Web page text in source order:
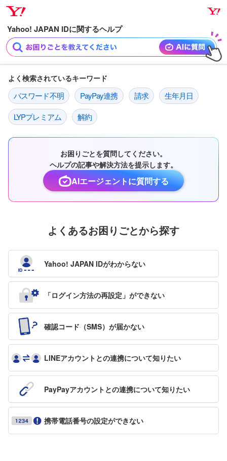
ナ
ビ
ゲ
ー
シ
ン
へ
ス
キ
プ
メ
イ
ン
コ
ン
ン
ツ
へ
ス
ッ
よく検索されているキーワード
パスワード不明 PayPay連携 請求
生年月日
LYPプレミアム
解約
お困りごとを質問してください。
ヘルプの記事や解決方法を提示します。
AIエージェントに質問する
よくあるお困りごとから探す
Yahoo! JAPAN IDがわからない
「ログイン方法の再設定」ができない
確認コード（SMS）が届かない
LINEアカウントとの連携について知りたい
PayPayアカウントとの連携について知りたい
携帯電話番号の設定ができない